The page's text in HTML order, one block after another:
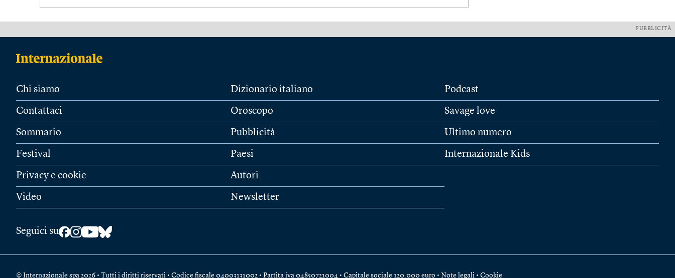
PUBBLICITÀ
Chi siamo
Contattaci
Sommario
Festival
Privacy e cookie
Video
Dizionario italiano
Oroscopo
Pubblicità
Paesi
Autori
Newsletter
Podcast
Savage love
Ultimo numero
Internazionale Kids
Seguici su
© Internazionale spa 2026 • Tutti i diritti riservati • Codice fiscale 04003131002 • Partita iva 04850721004 • Capitale sociale 120.000 euro • Note legali • Cookie